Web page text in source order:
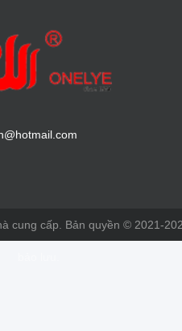
cung cấp. Bản quyền © 2021-